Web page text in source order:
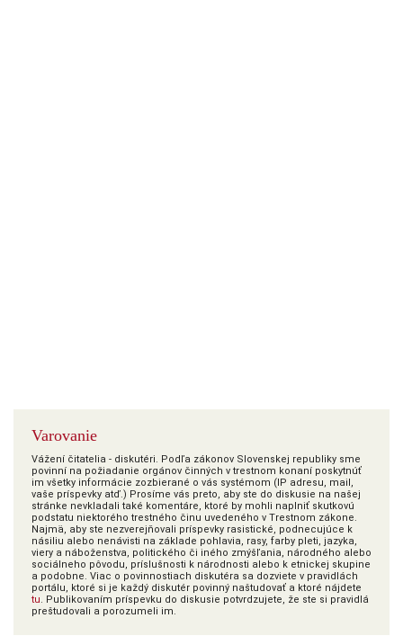
Varovanie
Vážení čitatelia - diskutéri. Podľa zákonov Slovenskej republiky sme
povinní na požiadanie orgánov činných v trestnom konaní poskytnúť
im všetky informácie zozbierané o vás systémom (IP adresu, mail,
vaše príspevky atď.) Prosíme vás preto, aby ste do diskusie na našej
stránke nevkladali také komentáre, ktoré by mohli naplniť skutkovú
podstatu niektorého trestného činu uvedeného v Trestnom zákone.
Najmä, aby ste nezverejňovali príspevky rasistické, podnecujúce k
násiliu alebo nenávisti na základe pohlavia, rasy, farby pleti, jazyka,
viery a náboženstva, politického či iného zmýšľania, národného alebo
sociálneho pôvodu, príslušnosti k národnosti alebo k etnickej skupine
a podobne. Viac o povinnostiach diskutéra sa dozviete v pravidlách
portálu, ktoré si je každý diskutér povinný naštudovať a ktoré nájdete
tu. Publikovaním príspevku do diskusie potvrdzujete, že ste si pravidlá
preštudovali a porozumeli im.